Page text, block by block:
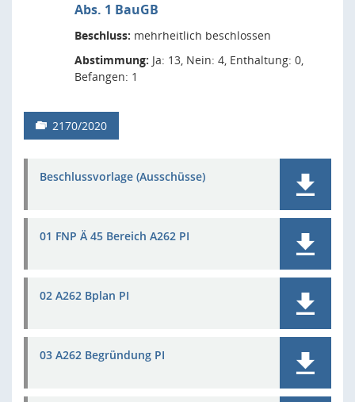
Abs. 1 BauGB
Beschluss: mehrheitlich beschlossen
Abstimmung: Ja: 13, Nein: 4, Enthaltung: 0,
Befangen: 1
2170/2020
Beschlussvorlage (Ausschüsse)
01 FNP Ä 45 Bereich A262 PI
02 A262 Bplan PI
03 A262 Begründung PI